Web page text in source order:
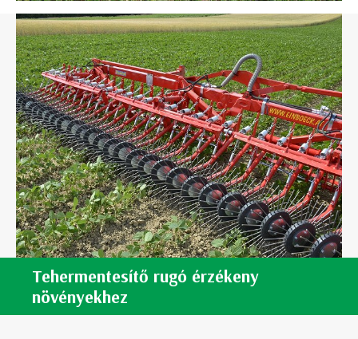
Tehermentesítő rugó érzékeny
növényekhez